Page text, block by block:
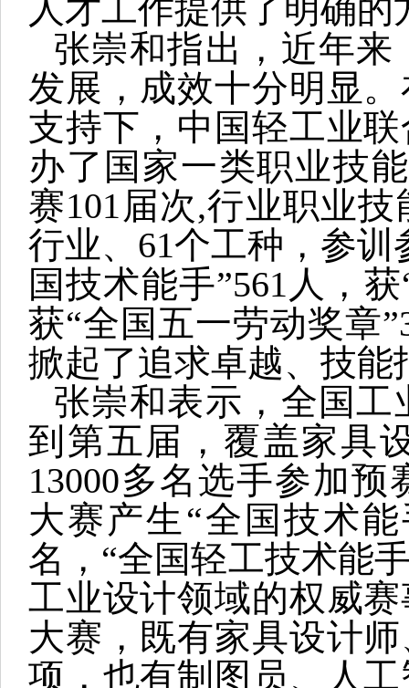
人才工作提供了明确的
张崇和指出，近年
发展，成效十分明显
支持下，中国轻工业
办了国家一类职业技
赛101届次,行业职业
行业、61个工种，参训
国技术能手”561人，
获“全国五一劳动奖章
掀起了追求卓越、技能
张崇和表示，全国
到第五届，覆盖家具
13000多名选手参加
大赛产生“全国技术
名，“全国轻工技术能
工业设计领域的权威
大赛，既有家具设计
项，也有制图员、人